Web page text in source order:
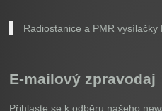
Radiostanice a PMR vysílačky
E-mailový zpravodaj
Přihlaste se k odběru našeho